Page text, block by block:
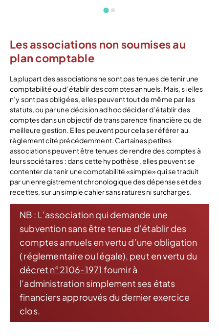
Les associations non soumises au
plan comptable
La plupart des associations ne sont pas tenues de tenir une
comptabilité ou d’établir des comptes annuels. Mais, si elles
n’y sont pas obligées, elles peuvent tout de même par les
statuts, ou par une décision ad hoc décider d’établir des
comptes dans un objectif de transparence financière ou de
meilleure gestion. Elles peuvent pour cela se référer au
règlement cité précédemment. Certaines petites
associations peuvent être tenues de rendre des comptes à
leurs sociétaires : dans cette hypothèse, elles peuvent se
contenter de tenir une comptabilité «simple» qui se traduit
par un enregistrement chronologique des dépenses et des
recettes, sur un simple cahier sans ratures ni surcharges.
NB : L’association qui demande une
subvention sans être tenue d’établir des
comptes annuels en vertu d’une obligation
( réglementaire ou légale), peut en vertu du
décret n°2106-1971 fournir à
l’administration simplement ses états
financiers approuvés du dernier exercice
clos.